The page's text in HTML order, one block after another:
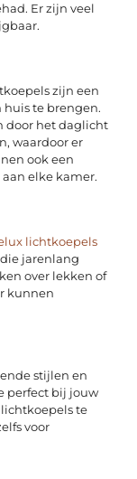
Er zijn veel
zijn een
te brengen.
door het daglicht
waardoor er
ook een
elke kamer.
lichtkoepels
jarenlang
over lekken of
kunnen
stijlen en
perfect bij jouw
te
voor